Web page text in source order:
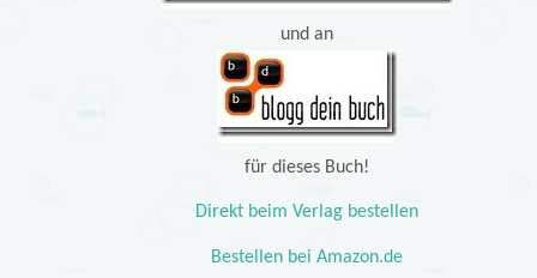
und an
für dieses Buch!
Direkt beim Verlag bestellen
Bestellen bei Amazon.de